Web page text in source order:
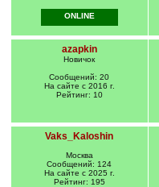
ONLINE
azapkin
Новичок
Сообщений: 20
На сайте с 2016 г.
Рейтинг: 10
Vaks_Kaloshin
Москва
Сообщений: 124
На сайте с 2025 г.
Рейтинг: 195